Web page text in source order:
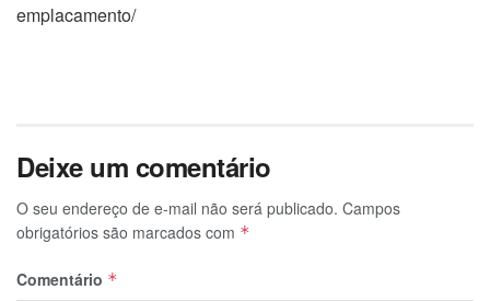
emplacamento/
Deixe um comentário
O seu endereço de e-mail não será publicado. Campos
obrigatórios são marcados com *
Comentário *